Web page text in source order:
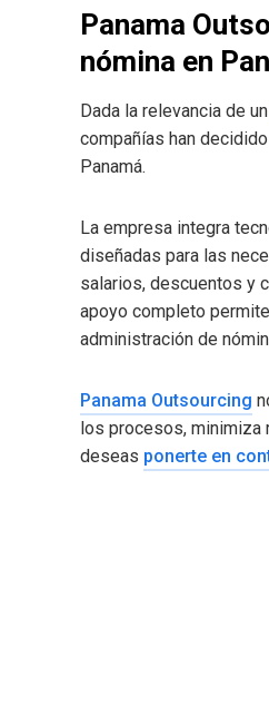
Panama
nómina en
Dada la relevancia de un
compañías han
Panamá.
La empresa integra
diseñadas para las
salarios, descuentos y
apoyo completo
administración de
Panama Outsourcing
los procesos, minimiza
deseas ponerte en